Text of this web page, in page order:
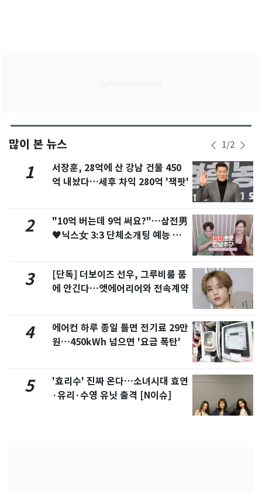
많이 본 뉴스 1/2
1
서장훈, 28억에 산 강남 건물 450
억 내놨다…세후 차익 280억 '잭팟'
2
"10억 버는데 9억 써요?"…삼전男
♥닉스女 3:3 단체소개팅 예능 화
3
[단독] 더보이즈 선우, 그루비룸 품
에 안긴다…앳에어리어와 전속계약
4
에어컨 하루 종일 틀면 전기료 29만
원…450kWh 넘으면 '요금 폭탄'
5
'효리수' 진짜 온다…소녀시대 효연
·유리·수영 유닛 출격 [N이슈]